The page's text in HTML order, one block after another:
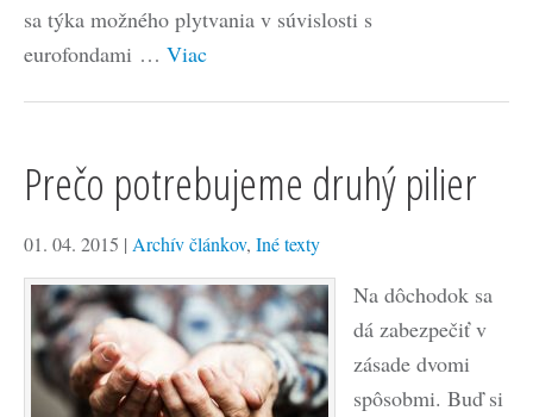
sa týka možného plytvania v súvislosti s
eurofondami … Viac
Prečo potrebujeme druhý pilier
01. 04. 2015 | Archív článkov, Iné texty
Na dôchodok sa
dá zabezpečiť v
zásade dvomi
spôsobmi. Buď si